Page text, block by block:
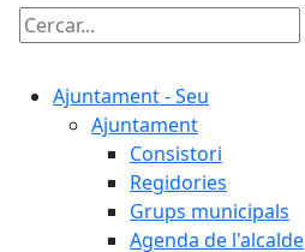
Cercar:
Ajuntament - Seu
Ajuntament
Consistori
Regidories
Grups municipals
Agenda de l'alcalde